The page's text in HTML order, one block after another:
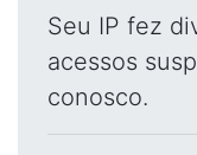
Seu IP fez
acessos
conosco.